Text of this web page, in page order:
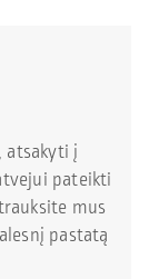
atsakyti į
pateikti
mus
pastatą